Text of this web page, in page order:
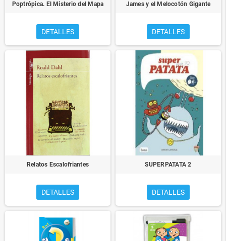
Poptrópica. El Misterio del Mapa
DETALLES
James y el Melocotón Gigante
DETALLES
Relatos Escalofriantes
DETALLES
SUPERPATATA 2
DETALLES